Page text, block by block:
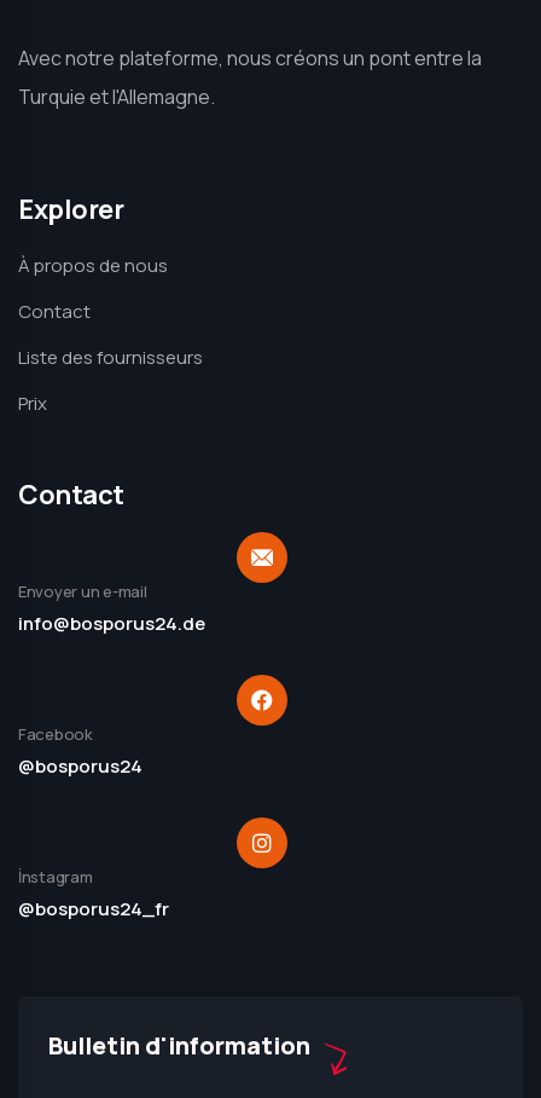
Avec notre plateforme, nous créons un pont entre la
Turquie et l'Allemagne.
Explorer
À propos de nous
Contact
Liste des fournisseurs
Prix
Contact
Envoyer un e-mail
info@bosporus24.de
Facebook
@bosporus24
İnstagram
@bosporus24_fr
Bulletin d'information